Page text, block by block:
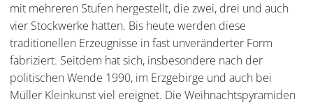
mit mehreren Stufen hergestellt, die zwei, drei und auch
vier Stockwerke hatten. Bis heute werden diese
traditionellen Erzeugnisse in fast unveränderter Form
fabriziert. Seitdem hat sich, insbesondere nach der
politischen Wende 1990, im Erzgebirge und auch bei
Müller Kleinkunst viel ereignet. Die Weihnachtspyramiden